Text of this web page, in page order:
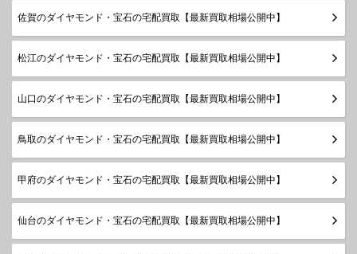
佐賀のダイヤモンド・宝石の宅配買取【最新買取相場公開中】
松江のダイヤモンド・宝石の宅配買取【最新買取相場公開中】
山口のダイヤモンド・宝石の宅配買取【最新買取相場公開中】
鳥取のダイヤモンド・宝石の宅配買取【最新買取相場公開中】
甲府のダイヤモンド・宝石の宅配買取【最新買取相場公開中】
仙台のダイヤモンド・宝石の宅配買取【最新買取相場公開中】